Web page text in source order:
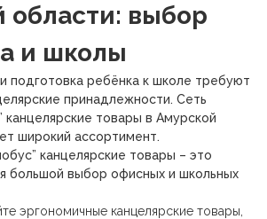
области: выбор
и школы
подготовка ребёнка к школе требуют
принадлежности. Сеть
канцелярские товары в Амурской
широкий ассортимент.
канцелярские товары – это
большой выбор офисных и школьных
эргономичные канцелярские товары,